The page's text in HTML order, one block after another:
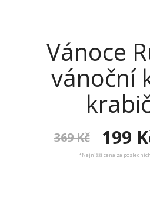
Vánoce
vánoční
369 Kč 199
*Nejnižší cena za